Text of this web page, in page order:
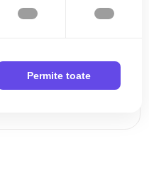
Permite toate